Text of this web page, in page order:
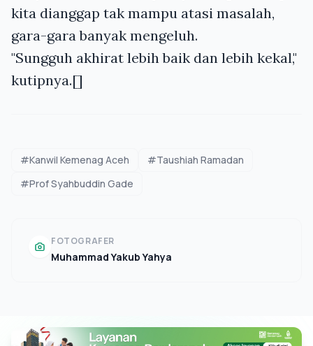
kita dianggap tak mampu atasi masalah,
gara-gara banyak mengeluh.
"Sungguh akhirat lebih baik dan lebih kekal,"
kutipnya.[]
#Kanwil Kemenag Aceh
#Taushiah Ramadan
#Prof Syahbuddin Gade
FOTOGRAFER
Muhammad Yakub Yahya